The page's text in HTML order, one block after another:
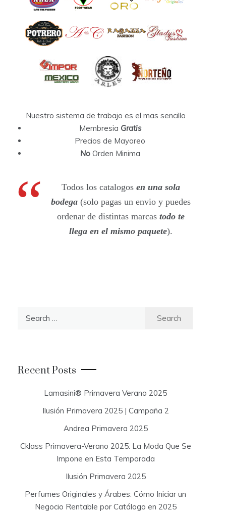
Nuestro sistema de trabajo es el mas sencillo
Membresia Gratis
Precios de Mayoreo
NoOrden Minima
Todos los catalogos en una sola
bodega (solo pagas un envio y puedes
ordenar de distintas marcastodo te
llega en el mismo paquete).
r
:
Recent Posts
Lamasini® Primavera Verano 2025
Ilusión Primavera 2025 | Campaña 2
Andrea Primavera 2025
Cklass Primavera-Verano 2025: La Moda Que Se
Impone en Esta Temporada
Ilusión Primavera 2025
Perfumes Originales y Árabes: Cómo Iniciar un
Negocio Rentable por Catálogo en 2025